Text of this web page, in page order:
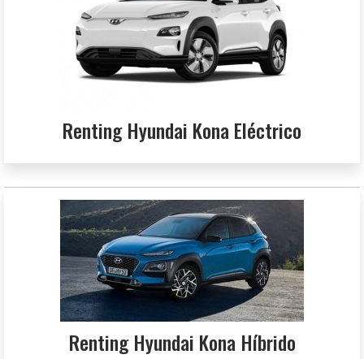
Renting Hyundai Kona Eléctrico
Renting Hyundai Kona Híbrido